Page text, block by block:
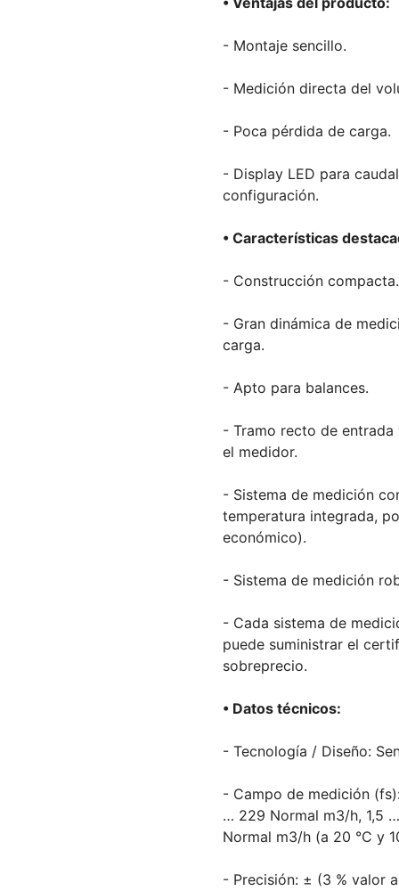
- Montaje sencillo.
- Medición directa del
- Poca pérdida de carga.
- Display LED para
configuración.
• Características
- Construcción compacta.
- Gran dinámica de
carga.
- Apto para balances.
- Tramo recto de
el medidor.
- Sistema de medición
temperatura integrada,
económico).
- Sistema de medición
- Cada sistema de
puede suministrar el
sobreprecio.
• Datos técnicos:
- Tecnología / Diseño:
- Campo de medición
… 229 Normal m3/h, 1,5
Normal m3/h (a 20 °C y
- Precisión: ± (3 % valor